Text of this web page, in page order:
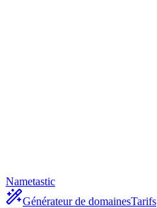
Nametastic
Générateur de domainesTarifs